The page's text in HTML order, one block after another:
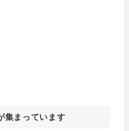
集まっています